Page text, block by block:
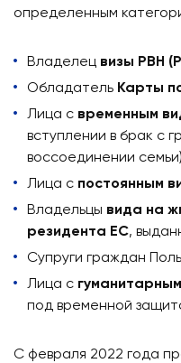
определенным
Владелец визы PBH
Обладатель Карты
Лица с временным
вступлении в брак с
воссоединении
Лица с постоянным
Владельцы вида на
резидента ЕС,
Супруги граждан
Лица с
под временной
С февраля 2022 года